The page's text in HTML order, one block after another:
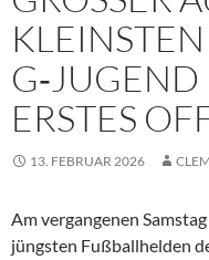
LEINSTEN
‑JUGEND
RSTES
13. FEBRUAR 2026
Am vergangenen
jüngsten Fußballhelden